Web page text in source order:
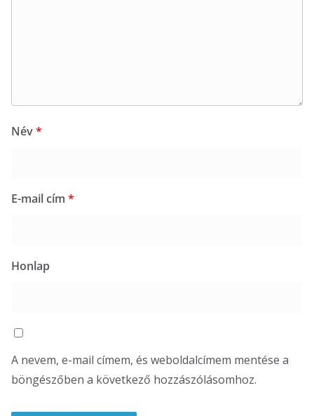
Név*
E-mail cím *
Honlap
A nevem, e-mail címem, és weboldalcímem mentése a
böngészőben a következő hozzászólásomhoz.